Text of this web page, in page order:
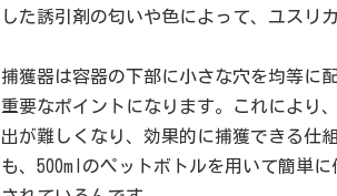
した誘引剤の匂いや色によって、ユスリ
捕獲器は容器の下部に小さな穴を均等に
重要なポイントになります。これにより
出が難しくなり、効果的に捕獲できる仕
も、500mlのペットボトルを用いて簡単